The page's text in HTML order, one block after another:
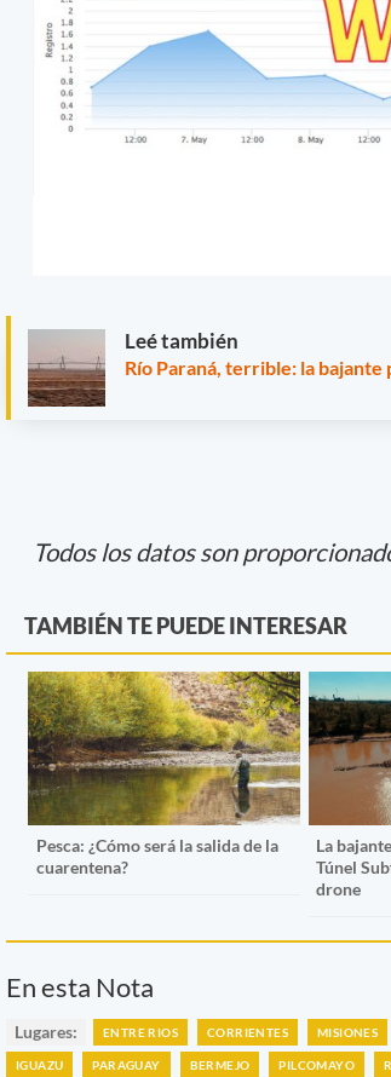
Leé también
Río Paraná, terrible: la bajante
Todos los datos son
TAMBIÉN TE PUEDE INTERESAR
Pesca: ¿Cómo será la salida de la
cuarentena?
La
Túnel
drone
En esta Nota
Lugares: ENTRE RIOS CORRIENTES MISIONES
IGUAZU PARAGUAY BERMEJO PILCOMAYO